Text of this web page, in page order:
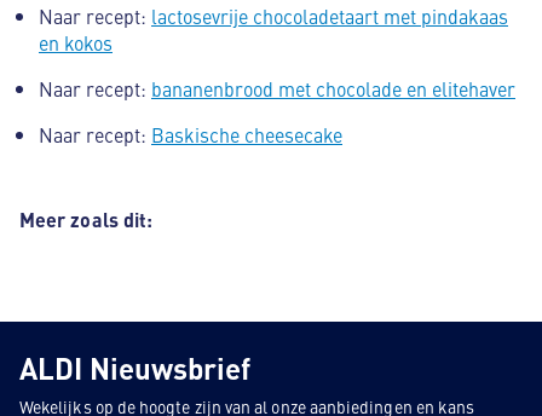
Naar recept: lactosevrije chocoladetaart met pindakaas
en kokos
Naar recept: bananenbrood met chocolade en elitehaver
Naar recept: Baskische cheesecake
Meer zoals dit:
ALDI Nieuwsbrief
Wekelijks op de hoogte zijn van al onze aanbiedingen en kans